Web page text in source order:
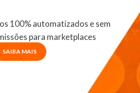
100% automatizados e sem
para marketplaces
SAIBA MAIS